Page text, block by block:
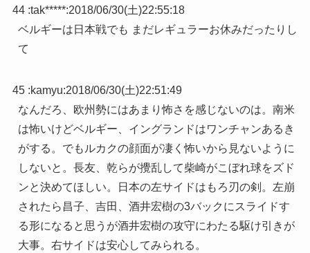
44 :tak*****:2018/06/30(土)22:55:18
ベルギーは日本戦でも まだレギュラーお休みだったりし
て
45 :kamyu:2018/06/30(土)22:51:49
なんだろ、欧州勢にはあまり怖さを感じないのは。南米
は怖いけどベルギー、イングランドはワンチャンあるき
がする。でもルカクの顔面が凄く怖いから見ないように
しないと。長友、乾らが攪乱して柴崎がこぼれ球をズド
ンと決めてほしい。日本の左サイドはもろ刃の剣。左崩
されたら昌子、吉田、酒井宏樹の3バックにスライドす
る形になると思うが酒井宏樹の攻守にわたる駆け引きが
大事。右サイドは安心してみられる。